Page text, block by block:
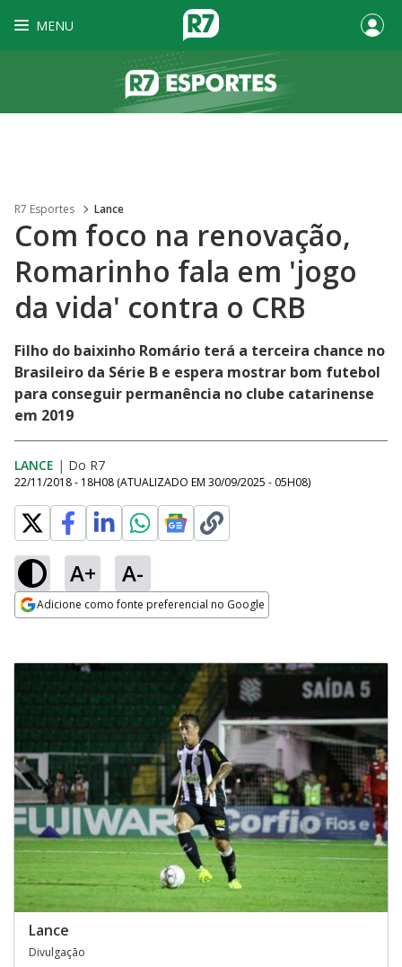
MENU
R7 Esportes Lance
Com foco na renovação,
Romarinho fala em 'jogo
da vida' contra o CRB
Filho do baixinho Romário terá a terceira chance no
Brasileiro da Série B e espera mostrar bom futebol
para conseguir permanência no clube catarinense
em 2019
LANCE | Do R7
22/11/2018 - 18H08 (ATUALIZADO EM 30/09/2025 - 05H08)
A+ A-
Adicione como fonte preferencial no Google
Lance
Divulgação